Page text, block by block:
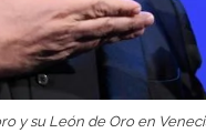
y su León de Oro en